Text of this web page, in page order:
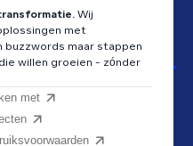
Wij
met
buzzwords maar stappen
willen groeien - zónder
met